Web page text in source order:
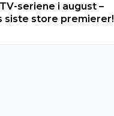
seriene i august –
siste store premierer!